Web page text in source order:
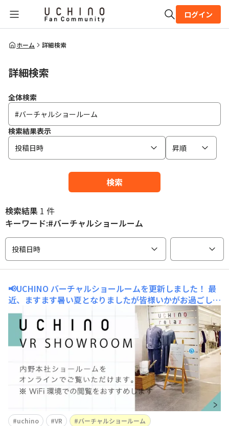
全体検索
ログイン
ホーム 詳細検索
詳細検索
全体検索
検索結果表示
投稿日時
昇順
検索
検索結果 1 件
キーワード:#バーチャルショールーム
投稿日時
📢UCHINO バーチャルショールームを更新しました！ 最
近、ますます暑い夏となりましたが皆様いかがお過ごしで
しょうか？🏖️🍉私は皆様がフォトコンテストで投稿して
くださった写真で夏を感じております📷これからも投稿を
楽しみにお待ちしておりますね〜！さて、今回はUCHINO
バーチャルショールームを更新いたしましたので皆様にお
uchino VR バーチャルショールーム